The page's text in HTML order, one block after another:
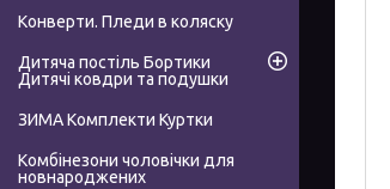
Конверти. Пледи в коляску
Дитяча постіль Бортики
Дитячі ковдри та подушки
ЗИМА Комплекти Куртки
Комбінезони чоловічки для
новнароджених